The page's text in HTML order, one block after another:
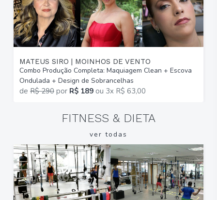
MATEUS SIRO | MOINHOS DE VENTO
Combo Produção Completa: Maquiagem Clean + Escova
Ondulada + Design de Sobrancelhas
de R$ 290 por R$ 189 ou 3x R$ 63,00
FITNESS & DIETA
ver todas